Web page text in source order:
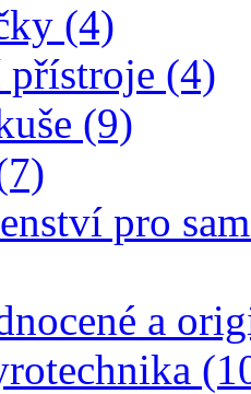
(4)
přístroje (4)
(9)
pro
a